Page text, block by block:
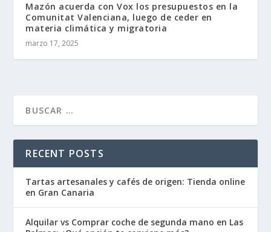
Mazón acuerda con Vox los presupuestos en la
Comunitat Valenciana, luego de ceder en
materia climática y migratoria
marzo 17, 2025
RECENT POSTS
Tartas artesanales y cafés de origen: Tienda online
en Gran Canaria
Alquilar vs Comprar coche de segunda mano en Las